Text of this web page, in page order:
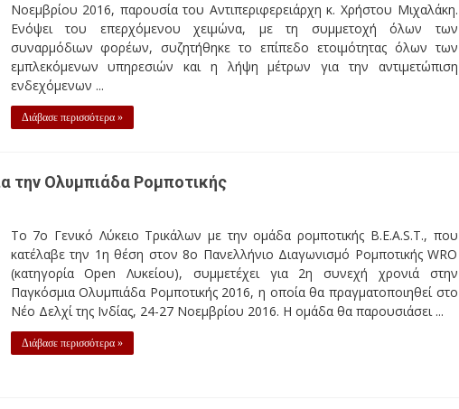
Νοεμβρίου 2016, παρουσία του Αντιπεριφερειάρχη κ. Χρήστου Μιχαλάκη.
Ενόψει του επερχόμενου χειμώνα, με τη συμμετοχή όλων των
συναρμόδιων φορέων, συζητήθηκε το επίπεδο ετοιμότητας όλων των
εμπλεκόμενων υπηρεσιών και η λήψη μέτρων για την αντιμετώπιση
ενδεχόμενων ...
Διάβασε περισσότερα »
την Ολυμπιάδα Ρομποτικής
Το 7ο Γενικό Λύκειο Τρικάλων με την ομάδα ρομποτικής B.E.A.S.T., που
κατέλαβε την 1η θέση στον 8ο Πανελλήνιο Διαγωνισμό Ρομποτικής WRO
(κατηγορία Open Λυκείου), συμμετέχει για 2η συνεχή χρονιά στην
Παγκόσμια Ολυμπιάδα Ρομποτικής 2016, η οποία θα πραγματοποιηθεί στο
Νέο Δελχί της Ινδίας, 24-27 Νοεμβρίου 2016. Η ομάδα θα παρουσιάσει ...
Διάβασε περισσότερα »